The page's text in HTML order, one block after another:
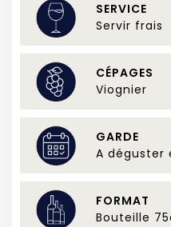
SERVICE
Servir frais
CÉPAGES
Viognier
GARDE
A déguster
FORMAT
Bouteille